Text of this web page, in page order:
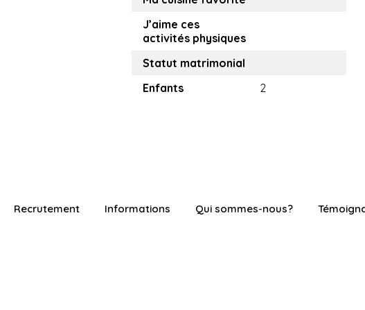
J’aime ces
activités physiques
Statut matrimonial
Enfants
2
Recrutement Informations Qui sommes-nous?